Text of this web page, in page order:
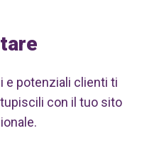
e potenziali clienti ti
con il tuo sito